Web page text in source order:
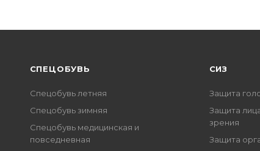
CПЕЦОБУВЬ
Спецобувь летняя
Спецобувь зимняя
Спецобувь медицинская и
повседневная
СИЗ
Защита
Защита
зрения
Защита